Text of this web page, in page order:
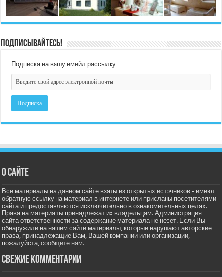
Подписывайтесь!
Подписка на вашу емейл рассылку
О сайте
Все материалы на данном сайте взяты из открытых источников - имеют
обратную ссылку на материал в интернете или присланы посетителями
сайта и предоставляются исключительно в ознакомительных целях.
Права на материалы принадлежат их владельцам. Администрация
сайта ответственности за содержание материала не несет. Если Вы
обнаружили на нашем сайте материалы, которые нарушают авторские
права, принадлежащие Вам, Вашей компании или организации,
пожалуйста,сообщите нам.
Свежие комментарии